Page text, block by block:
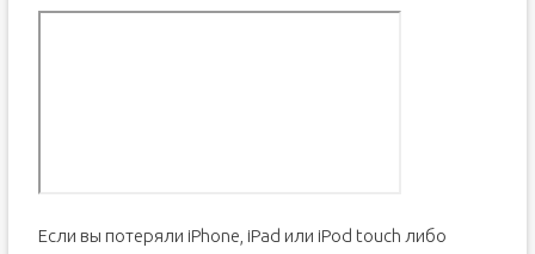
Если вы потеряли iPhone, iPad или iPod touch либо